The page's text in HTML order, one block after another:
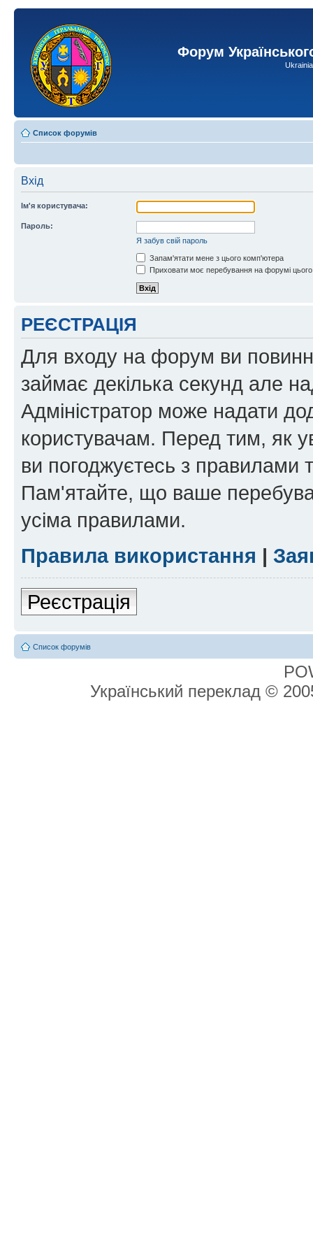
Форум
Список форумів
Вхід
Ім'я користувача:
Пароль:
Я забув свій пароль
Запам'ятати мене з цього комп'ютера
Приховати моє перебування на форумі
РЕЄСТРАЦІЯ
Для входу на форум ви
займає декілька секунд але
Адміністратор може надати
користувачам. Перед тим, як
ви погоджуєтесь з правилами
Пам'ятайте, що ваше
усіма правилами.
Правила використання |
Реєстрація
Список форумів
Український переклад ©